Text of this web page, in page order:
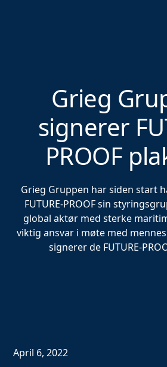
Grieg
signerer
PROOF
Grieg Gruppen har siden start
FUTURE-PROOF sin
global aktør med sterke
viktig ansvar i møte med
signerer de FUTURE-
April 6, 2022